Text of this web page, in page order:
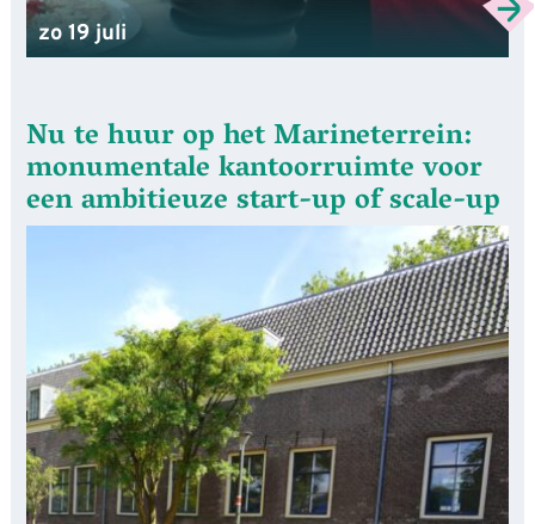
zo 19 juli
Nu te huur op het Marineterrein:
monumentale kantoorruimte voor
een ambitieuze start-up of scale-up